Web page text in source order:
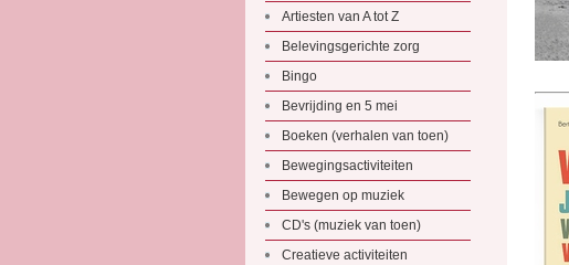
Artiesten van A tot Z
Belevingsgerichte zorg
Bingo
Bevrijding en 5 mei
Boeken (verhalen van toen)
Bewegingsactiviteiten
Bewegen op muziek
CD's (muziek van toen)
Creatieve activiteiten